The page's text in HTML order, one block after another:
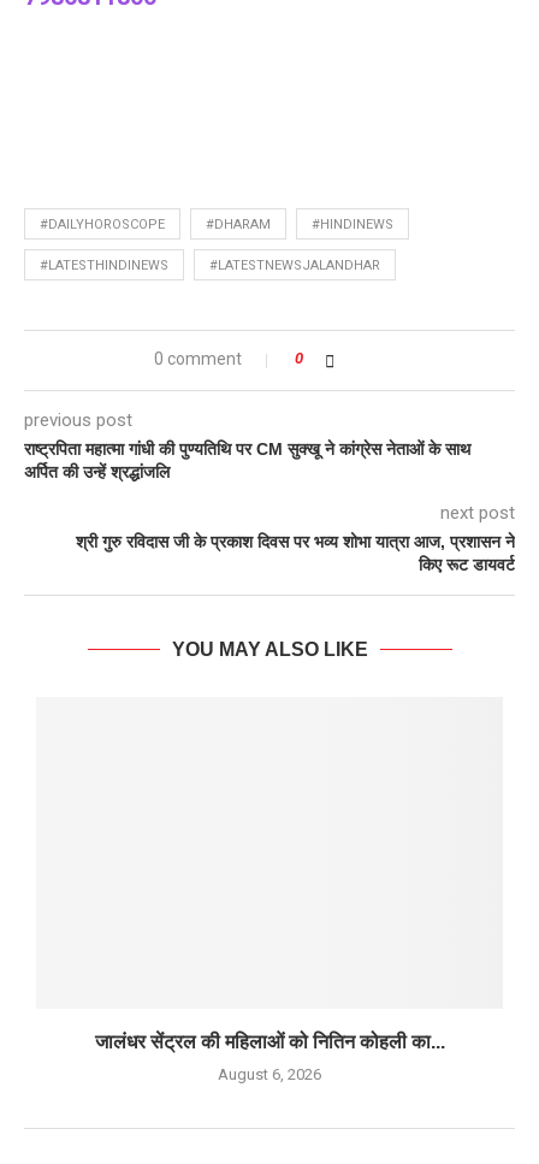
#DAILYHOROSCOPE #DHARAM #HINDINEWS
#LATESTHINDINEWS #LATESTNEWSJALANDHAR
0 comment 0
previous post
राष्ट्रपिता महात्मा गांधी की पुण्यतिथि पर CM सुक्खू ने कांग्रेस नेताओं के साथ
अर्पित की उन्हें श्रद्धांजलि
next post
श्री गुरु रविदास जी के प्रकाश दिवस पर भव्य शोभा यात्रा आज, प्रशासन ने
किए रूट डायवर्ट
YOU MAY ALSO LIKE
जालंधर सेंट्रल की महिलाओं को नितिन कोहली का...
August 6, 2026